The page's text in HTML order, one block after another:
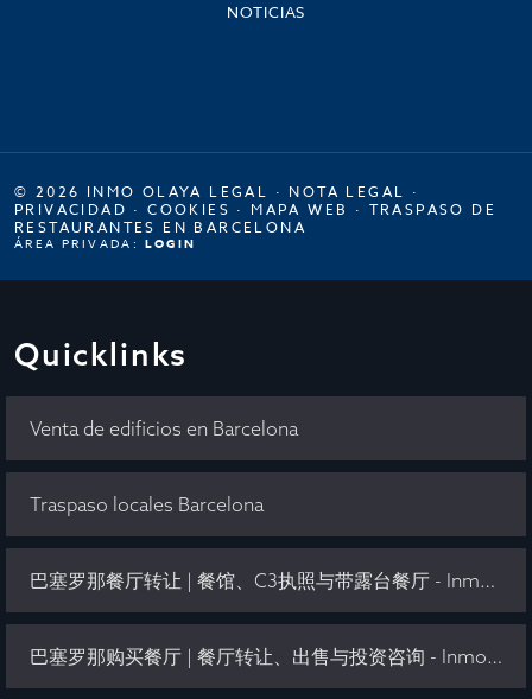
NOTICIAS
© 2026 INMO OLAYA LEGAL · NOTA LEGAL ·
PRIVACIDAD ·COOKIES · MAPA WEB · TRASPASO DE
RESTAURANTES EN BARCELONA
ÁREA PRIVADA: LOGIN
Quicklinks
Venta de edificios en Barcelona
Traspaso locales Barcelona
巴塞罗那餐厅转让 | 餐馆、C3执照与带露台餐厅 - Inmo Olaya
巴塞罗那购买餐厅 | 餐厅转让、出售与投资咨询 - Inmo Olaya